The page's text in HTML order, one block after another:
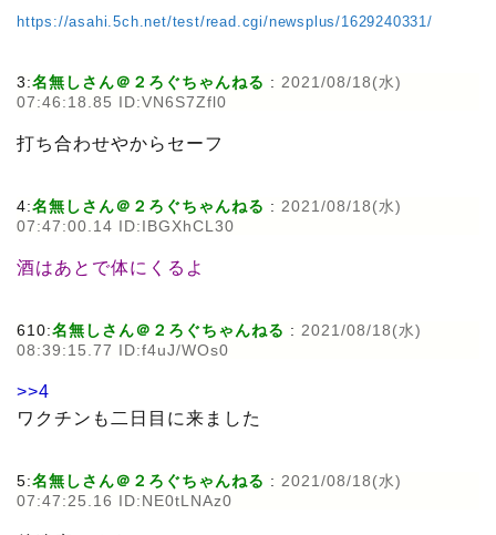
https://asahi.5ch.net/test/read.cgi/newsplus/1629240331/
3:名無しさん＠２ろぐちゃんねる : 2021/08/18(水)
07:46:18.85 ID:VN6S7Zfl0
打ち合わせやからセーフ
4:名無しさん＠２ろぐちゃんねる : 2021/08/18(水)
07:47:00.14 ID:IBGXhCL30
酒はあとで体にくるよ
610:名無しさん＠２ろぐちゃんねる : 2021/08/18(水)
08:39:15.77 ID:f4uJ/WOs0
>>4
ワクチンも二日目に来ました
5:名無しさん＠２ろぐちゃんねる : 2021/08/18(水)
07:47:25.16 ID:NE0tLNAz0